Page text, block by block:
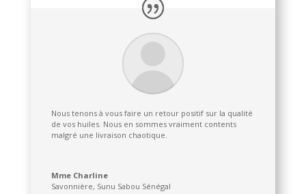
Nous tenons à vous faire un retour positif sur la qualité
de vos huiles. Nous en sommes vraiment contents
malgré une livraison chaotique.
Mme Charline
Savonnière, Sunu Sabou Sénégal